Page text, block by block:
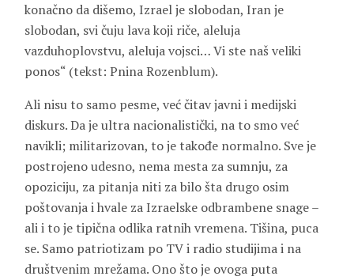
konačno da dišemo, Izrael je slobodan, Iran je
slobodan, svi čuju lava koji riče, aleluja
vazduhoplovstvu, aleluja vojsci… Vi ste naš veliki
ponos“ (tekst: Pnina Rozenblum).
Ali nisu to samo pesme, već čitav javni i medijski
diskurs. Da je ultra nacionalistički, na to smo već
navikli; militarizovan, to je takođe normalno. Sve je
postrojeno udesno, nema mesta za sumnju, za
opoziciju, za pitanja niti za bilo šta drugo osim
poštovanja i hvale za Izraelske odbrambene snage –
ali i to je tipična odlika ratnih vremena. Tišina, puca
se. Samo patriotizam po TV i radio studijima i na
društvenim mrežama. Ono što je ovoga puta